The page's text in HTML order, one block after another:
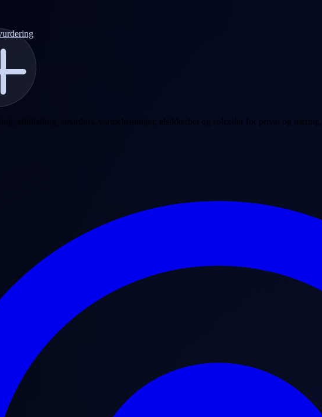
elbillading, smarthus, varmeløsninger, elsikkerhet og solceller for privat og næring.